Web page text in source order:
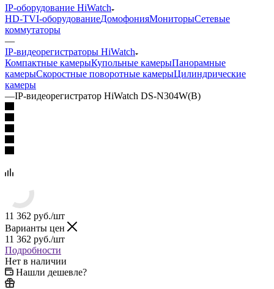
IP-оборудование HiWatch
HD-TVI-оборудованиеДомофонияМониторыСетевые
коммутаторы
—
IP-видеорегистраторы HiWatch
Компактные камерыКупольные камерыПанорамные
камерыСкоростные поворотные камерыЦилиндрические
камеры
—IP-видеорегистратор HiWatch DS-N304W(B)
11 362 руб./шт
Варианты цен
11 362 руб./шт
Подробности
Нет в наличии
Нашли дешевле?